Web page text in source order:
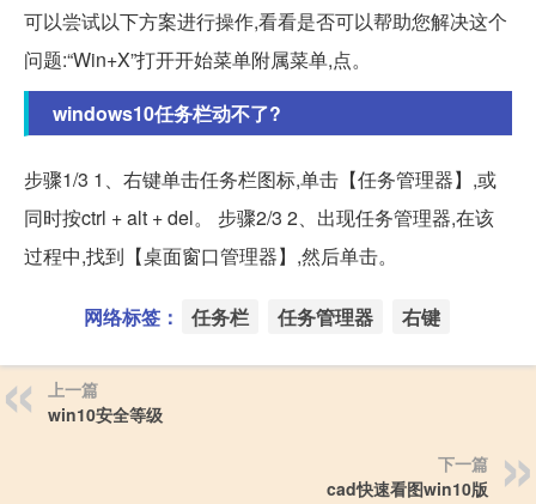
可以尝试以下方案进行操作,看看是否可以帮助您解决这个
问题:“Win+X”打开开始菜单附属菜单,点。
windows10任务栏动不了?
步骤1/3 1、右键单击任务栏图标,单击【任务管理器】,或
同时按ctrl + alt + del。 步骤2/3 2、出现任务管理器,在该
过程中,找到【桌面窗口管理器】,然后单击。
网络标签： 任务栏 任务管理器 右键
上一篇
win10安全等级
下一篇
cad快速看图win10版